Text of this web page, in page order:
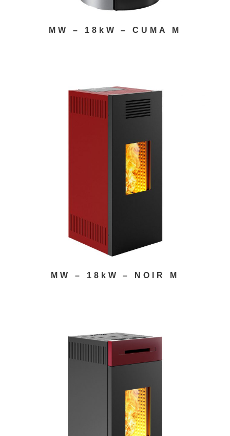
MW – 18kW – CUMA M
MW – 18kW – NOIR M